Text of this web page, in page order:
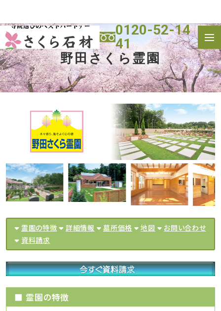
0120-52-14
41トップ
霊園一覧
寺院(墓地)
施工実績
よくある質問
会社概要
お問い合わせ
野田さくら霊園
霊園の特徴 詳細情報 墓所価格 地図
お問い合わせ
資料請求
■ 霊園の特徴